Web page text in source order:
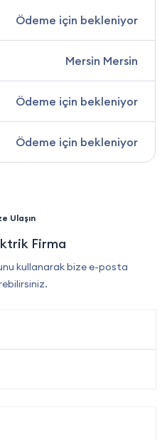
Ödeme için bekleniyor
Mersin Mersin
Ödeme için bekleniyor
Ödeme için bekleniyor
Ulaşın
Firma
kullanarak bize e-posta